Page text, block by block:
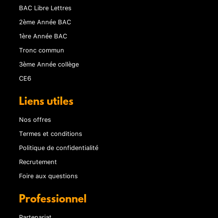
BAC Libre Lettres
2ème Année BAC
1ère Année BAC
Tronc commun
3ème Année collège
CE6
Liens utiles
Nos offres
Termes et conditions
Politique de confidentialité
Recrutement
Foire aux questions
Professionnel